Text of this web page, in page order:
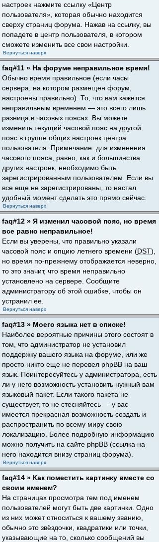
настроек нажмите ссылку «Центр
пользователя», которая обычно находится
сверху страниц форума. Нажав на ссылку, вы
попадете в центр пользователя, в котором
сможете изменить все свои настройки.
Вернуться наверх
faq#11 » На форуме неправильное время!
Обычно время правильное (если часы
сервера, на котором размещен форум,
настроены правильно). То, что вам кажется
неправильным временем — это всего лишь
разница в часовых поясах. Вы можете
изменить текущий часовой пояс на другой
пояс в группе общих настроек центра
пользователя. Примечание: для изменения
часового пояса, равно, как и большинства
других настроек, необходимо быть
зарегистрированным пользователем. Если вы
все еще не зарегистрированы, то настал
удобный момент сделать это прямо сейчас.
Вернуться наверх
faq#12 » Я изменил часовой пояс, но время
все равно неправильное!
Если вы уверены, что правильно указали
часовой пояс и опцию летнего времени (DST),
но время по-прежнему отображается неверно,
то это значит, что время неправильно
установлено на сервере. Сообщите
администратору об этой ошибке, чтобы он
устранил ее.
Вернуться наверх
faq#13 » Моего языка нет в списке!
Наиболее вероятные причины этого состоят в
том, что администратор не установил
поддержку вашего языка на форуме, или же
просто никто еще не перевел phpBB на ваш
язык. Поинтересуйтесь у администратора, есть
ли у него возможность установить нужный вам
языковый пакет. Если такого пакета не
существует, то не стесняйтесь — у вас
имеется прекрасная возможность создать и
распространить по всему миру свою
локализацию. Более подробную информацию
можно получить на сайте phpBB (ссылка на
него находится внизу страниц форума).
Вернуться наверх
faq#14 » Как поместить картинку вместе со
своим именем?
На страницах просмотра тем под именем
пользователей могут быть две картинки. Одно
из них может относиться к вашему званию,
обычно это звёздочки, квадратики или точки,
указывающие на то, сколько сообщений вы